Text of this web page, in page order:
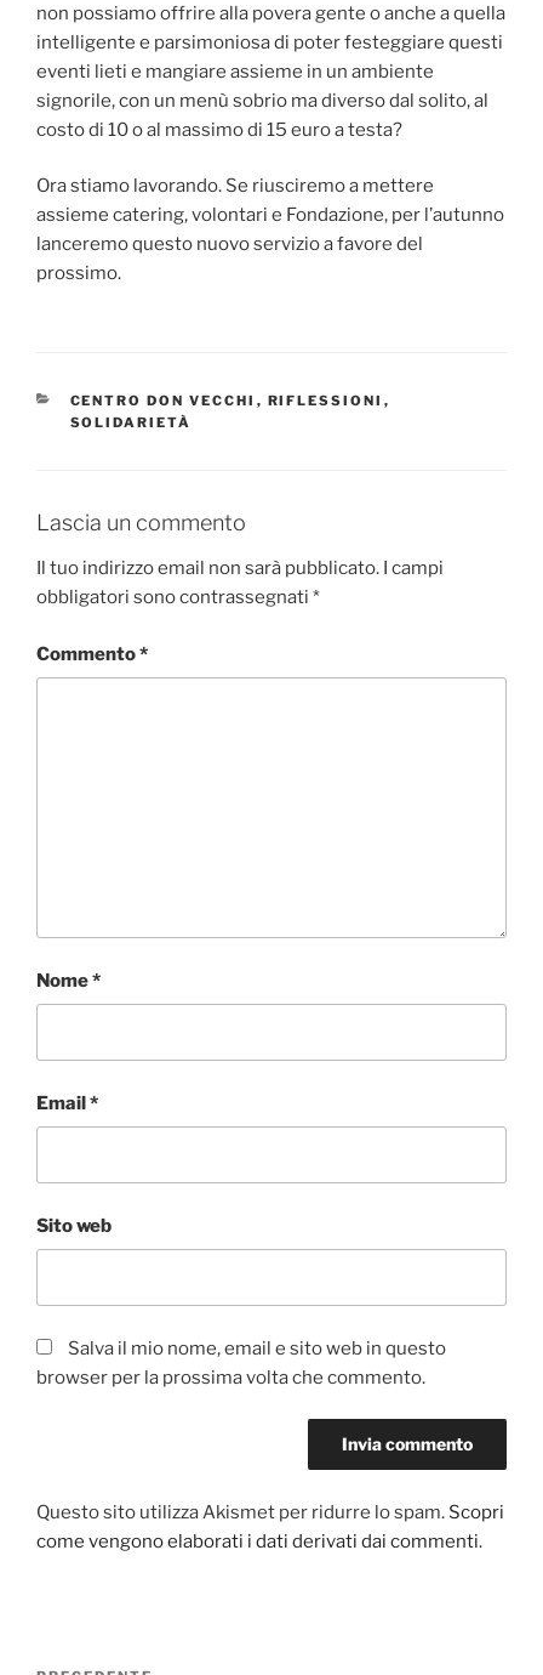
non possiamo offrire alla povera gente o anche a quella
intelligente e parsimoniosa di poter festeggiare questi
eventi lieti e mangiare assieme in un ambiente
signorile, con un menù sobrio ma diverso dal solito, al
costo di 10 o al massimo di 15 euro a testa?
Ora stiamo lavorando. Se riusciremo a mettere
assieme catering, volontari e Fondazione, per l’autunno
lanceremo questo nuovo servizio a favore del
prossimo.
CATEGORIE
CENTRO DON VECCHI , RIFLESSIONI ,
SOLIDARIETÀ
Lascia un commento
Il tuo indirizzo email non sarà pubblicato. I campi
obbligatori sono contrassegnati *
Commento*
Nome*
Email*
Sito web
Salva il mio nome, email e sito web in questo
browser per la prossima volta che commento.
Questo sito utilizza Akismet per ridurre lo spam. Scopri
come vengono elaborati i dati derivati dai commenti.
Navigazione